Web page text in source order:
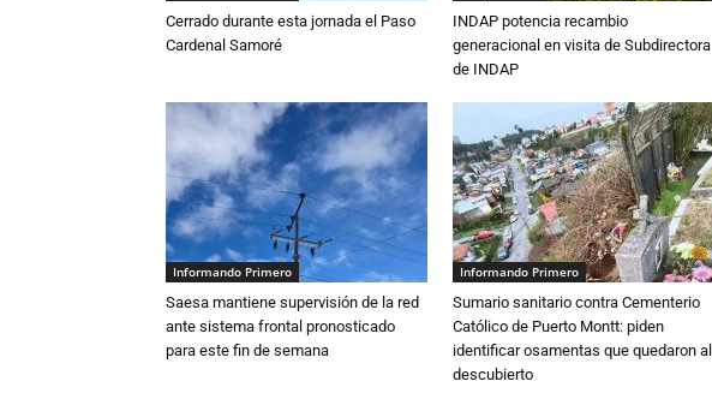
Cerrado durante esta jornada el Paso
Cardenal Samoré
INDAP potencia recambio
generacional en visita de Subdirectora
de INDAP
Informando Primero
Saesa mantiene supervisión de la red
ante sistema frontal pronosticado
para este fin de semana
Informando Primero
Sumario sanitario contra Cementerio
Católico de Puerto Montt: piden
identificar osamentas que quedaron al
descubierto